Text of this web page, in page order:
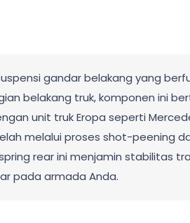
gandar belakang yang
belakang truk, komponen ini
unit truk Eropa seperti
melalui proses shot-
rear ini menjamin stabilitas
pada armada Anda.